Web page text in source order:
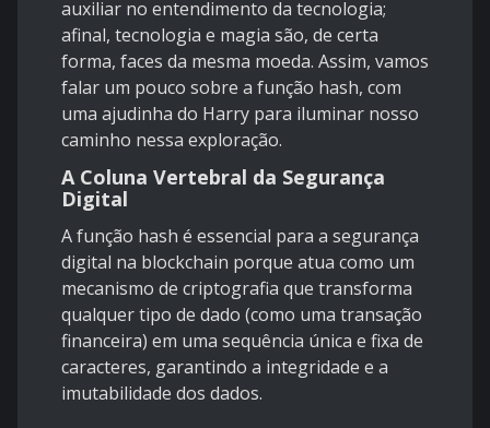
auxiliar no entendimento da tecnologia;
afinal, tecnologia e magia são, de certa
forma, faces da mesma moeda. Assim, vamos
falar um pouco sobre a função hash, com
uma ajudinha do Harry para iluminar nosso
caminho nessa exploração.
A Coluna Vertebral da Segurança
Digital
A função hash é essencial para a segurança
digital na blockchain porque atua como um
mecanismo de criptografia que transforma
qualquer tipo de dado (como uma transação
financeira) em uma sequência única e fixa de
caracteres, garantindo a integridade e a
imutabilidade dos dados.